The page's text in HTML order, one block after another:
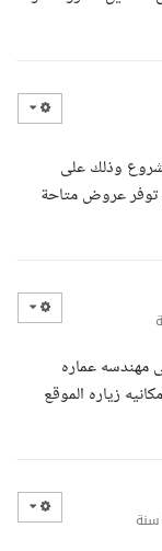
وذلك على
عروض متاحة
مهندسه عماره
امكانيه زياره الموقع